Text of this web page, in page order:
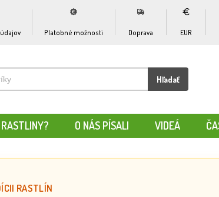
Platobné možnosti Doprava EUR
Hľadať
O NÁS PÍSALI VIDEÁ
RASTLÍN